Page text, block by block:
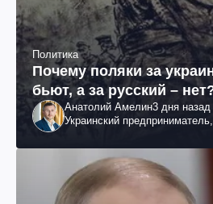
Политика
Почему поляки за
бьют, а за русский –
Анатолий Амелин3 дня назад
Украинский